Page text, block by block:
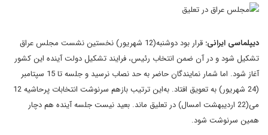
دیپلماسی ایرانی:
قرار بود دوشنبه(12 شهریور) نخستین نشست مجلس عراق
تشکیل شود و در آن ضمن انتخاب رئیس، فرایند تشکیل دولت آینده این کشور
آغاز شود. اما شمار نمایندگان حاضر به حد نصاب نرسید و جلسه تا 15 سپتامبر
(24 شهریور) به تعویق افتاد. به‌این ترتیب بازهم سرنوشت انتخابات پرحاشیه 12
می(22 اردیبهشت امسال) در تعلیق ماند. بعید نیست جلسه آینده هم دچار
همین سرنوشت شود.